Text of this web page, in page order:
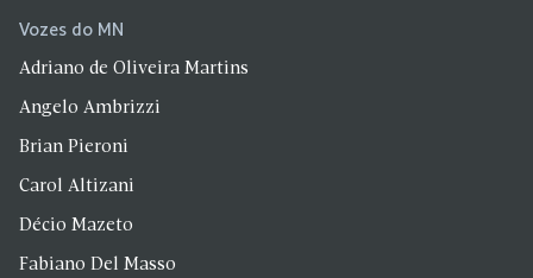
Vozes do MN
Adriano de Oliveira Martins
Angelo Ambrizzi
Brian Pieroni
Carol Altizani
Décio Mazeto
Fabiano Del Masso